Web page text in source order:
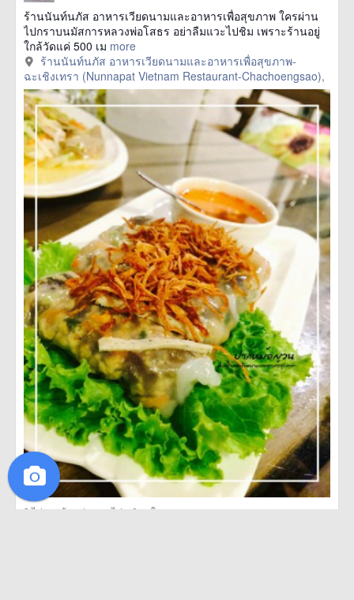
ร้านนันท์นภัส อาหารเวียดนามและอาหารเพื่อสุขภาพ ใครผ่าน
ไปกราบนมัสการหลวงพ่อโสธร อย่าลืมแวะไปชิม เพราะร้านอยู่
ใกล้วัดแค่ 500 เม more
ร้านนันท์นภัส อาหารเวียดนามและอาหารเพื่อสุขภาพ-
ฉะเชิงเทรา (Nunnapat Vietnam Restaurant-Chachoengsao),
ฉะเชิงเทรา
3ไปมาแล้ว·1อยากไป·0ถูกใจ